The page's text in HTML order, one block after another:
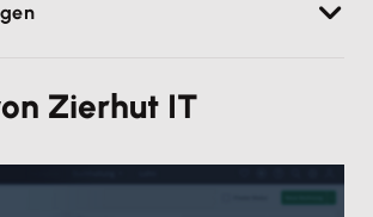
Dienstleistung nicht um
besprechen wir deine
Zierhut IT